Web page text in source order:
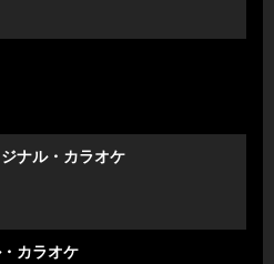
ナル・カラオケ
カラオケ